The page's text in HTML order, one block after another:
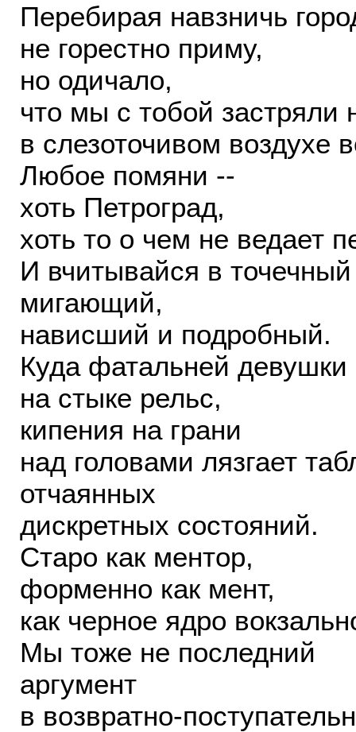
Перебирая навзничь
не горестно приму,
но одичало,
что мы с тобой застряли
в слезоточивом воздухе
Любое помяни --
хоть Петроград,
хоть то о чем не ведает
И вчитывайся в
мигающий,
нависший и подробный.
Куда фатальней
на стыке рельс,
кипения на грани
над головами лязгает
отчаянных
дискретных состояний.
Старо как ментор,
форменно как мент,
как черное ядро
Мы тоже не последний
аргумент
в возвратно-